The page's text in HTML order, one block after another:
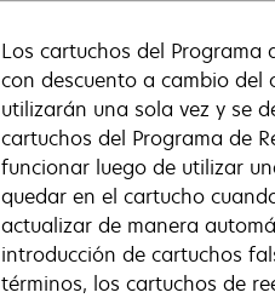
Los cartuchos del Programa
con descuento a cambio del
utilizarán una sola vez y se
cartuchos del Programa de
funcionar luego de utilizar
quedar en el cartucho
actualizar de manera
introducción de cartuchos
términos, los cartuchos de